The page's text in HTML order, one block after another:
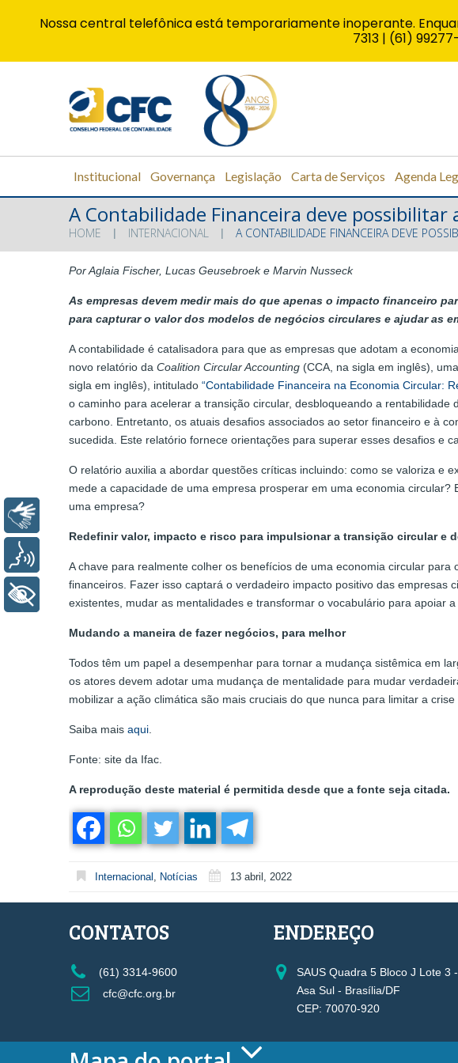
Institucional Governança Legislação Carta de Serviços Agenda
A Contabilidade Financeira deve possibilitar
HOME INTERNACIONAL A CONTABILIDADE FINANCEIRA DEVE
Por Aglaia Fischer, Lucas Geusebroek e Marvin Nusseck
As empresas devem medir mais do que apenas o impacto financeiro
para capturar o valor dos modelos de negócios circulares e ajudar as
A contabilidade é catalisadora para que as empresas que adotam a
novo relatório da Coalition Circular Accounting (CCA, na sigla em inglês),
sigla em inglês), intitulado “Contabilidade Financeira na Economia Circular:
o caminho para acelerar a transição circular, desbloqueando a
carbono. Entretanto, os atuais desafios associados ao setor financeiro e à
sucedida. Este relatório fornece orientações para superar esses desafios e
O relatório auxilia a abordar questões críticas incluindo: como se valoriza e
mede a capacidade de uma empresa prosperar em uma economia
uma empresa?
Redefinir valor, impacto e risco para impulsionar a transição circular e
A chave para realmente colher os benefícios de uma economia circular
financeiros. Fazer isso captará o verdadeiro impacto positivo das
existentes, mudar as mentalidades e transformar o vocabulário para apoiar
Mudando a maneira de fazer negócios, para melhor
Todos têm um papel a desempenhar para tornar a mudança sistêmica em
os atores devem adotar uma mudança de mentalidade para mudar
mobilizar a ação climática são mais cruciais do que nunca para limitar a crise
Saiba mais aqui.
Fonte: site da Ifac.
A reprodução deste material é permitida desde que a fonte seja citada.
Internacional , Notícias 13 abril, 2022
CONTATOS
(61) 3314-9600
cfc@cfc.org.br
ENDEREÇO
SAUS Quadra 5 Bloco J Lote 3
Asa Sul - Brasília/DF
CEP: 70070-920
Nossa central telefônica está temporariamente inoperante.
7313 | (61)